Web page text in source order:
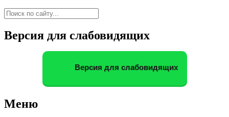
Версия для слабовидящих
Версия для слабовидящих
Меню